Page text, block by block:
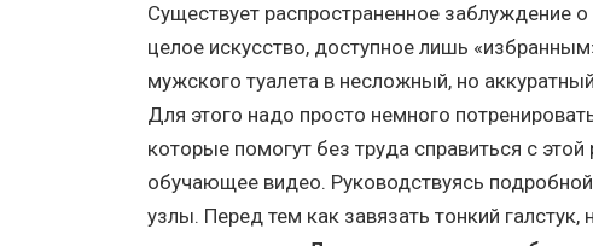
Существует распространенное заблуждение
целое искусство, доступное лишь
мужского туалета в несложный, но
Для этого надо просто немного
которые помогут без труда справиться с
обучающее видео. Руководствуясь
узлы. Перед тем как завязать тонкий